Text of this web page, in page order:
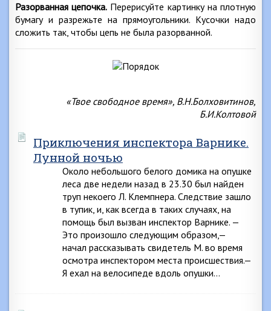
Разорванная цепочка. Перерисуйте картинку на плотную
бумагу и разрежьте на прямоугольники. Кусочки надо
сложить так, чтобы цепь не была разорванной.
«Твое свободное время», В.Н.Болховитинов,
Б.И.Колтовой
Приключения инспектора Варнике.
Лунной ночью
Около небольшого белого домика на опушке
леса две недели назад в 23.30 был найден
труп некоего Л. Клемпнера. Следствие зашло
в тупик, и, как всегда в таких случаях, на
помощь был вызван инспектор Варнике. —
Это произошло следующим образом,—
начал рассказывать свидетель М. во время
осмотра инспектором места происшествия.—
Я ехал на велосипеде вдоль опушки…